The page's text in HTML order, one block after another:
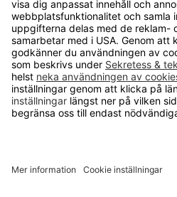
Om Runelandhs
Köpvillkor
Därför ska du välja
Lediga jobb
Kvalitets- och